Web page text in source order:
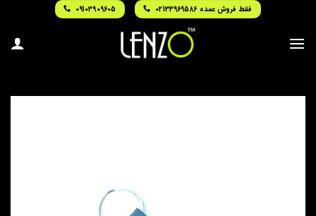
content
فقط فروش عمده 02133969586 09103909605